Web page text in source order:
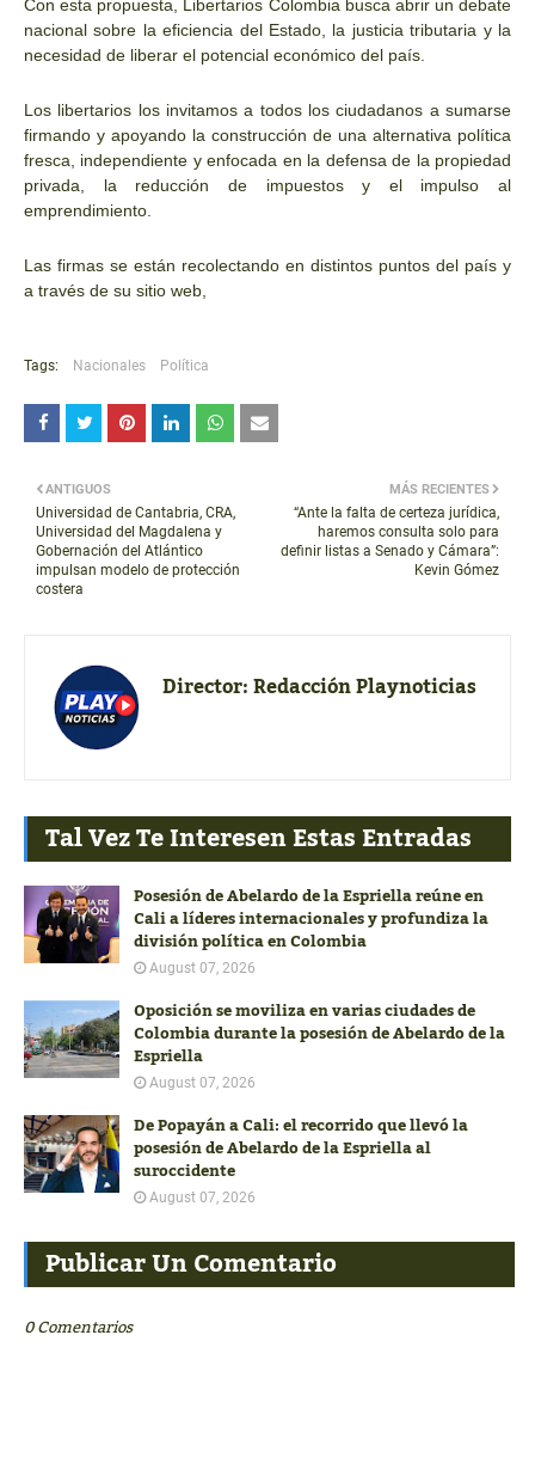
Con esta propuesta, Libertarios Colombia busca abrir un debate
nacional sobre la eficiencia del Estado, la justicia tributaria y la
necesidad de liberar el potencial económico del país.
Los libertarios los invitamos a todos los ciudadanos a sumarse
firmando y apoyando la construcción de una alternativa política
fresca, independiente y enfocada en la defensa de la propiedad
privada, la reducción de impuestos y el impulso al
emprendimiento.
Las firmas se están recolectando en distintos puntos del país y
a través de su sitio web,
Tags: Nacionales Política
MÁS RECIENTES
“Ante la falta de certeza jurídica,
haremos consulta solo para
definir listas a Senado y Cámara”:
Kevin Gómez
ANTIGUOS
Universidad de Cantabria, CRA,
Universidad del Magdalena y
Gobernación del Atlántico
impulsan modelo de protección
costera
Director:Redacción Playnoticias
Tal Vez Te Interesen Estas Entradas
Posesión de Abelardo de la Espriella reúne en
Cali a líderes internacionales y profundiza la
división política en Colombia
August 07, 2026
Oposición se moviliza en varias ciudades de
Colombia durante la posesión de Abelardo de la
Espriella
August 07, 2026
De Popayán a Cali: el recorrido que llevó la
posesión de Abelardo de la Espriella al
suroccidente
August 07, 2026
Publicar Un Comentario
0 Comentarios